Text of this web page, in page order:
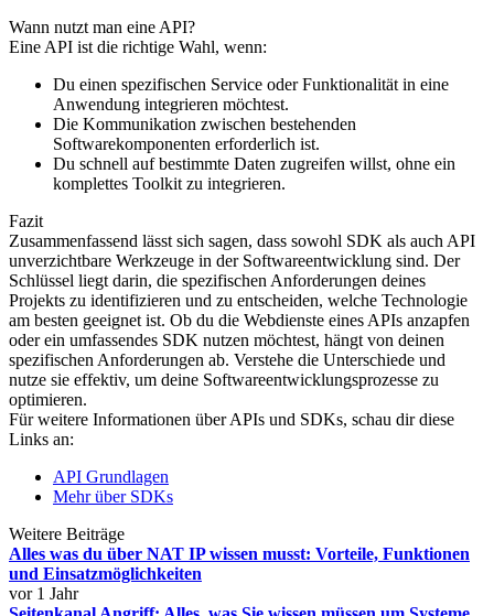
Wann nutzt man eine API?
Eine API ist die richtige Wahl, wenn:
Du einen spezifischen Service oder Funktionalität in eine
Anwendung integrieren möchtest.
Die Kommunikation zwischen bestehenden
Softwarekomponenten erforderlich ist.
Du schnell auf bestimmte Daten zugreifen willst, ohne ein
komplettes Toolkit zu integrieren.
Fazit
Zusammenfassend lässt sich sagen, dass sowohl SDK als auch API
unverzichtbare Werkzeuge in der Softwareentwicklung sind. Der
Schlüssel liegt darin, die spezifischen Anforderungen deines
Projekts zu identifizieren und zu entscheiden, welche Technologie
am besten geeignet ist. Ob du die Webdienste eines APIs anzapfen
oder ein umfassendes SDK nutzen möchtest, hängt von deinen
spezifischen Anforderungen ab. Verstehe die Unterschiede und
nutze sie effektiv, um deine Softwareentwicklungsprozesse zu
optimieren.
Für weitere Informationen über APIs und SDKs, schau dir diese
Links an:
API Grundlagen
Mehr über SDKs
Weitere Beiträge
Alles was du über NAT IP wissen musst: Vorteile, Funktionen
und Einsatzmöglichkeiten
vor 1 Jahr